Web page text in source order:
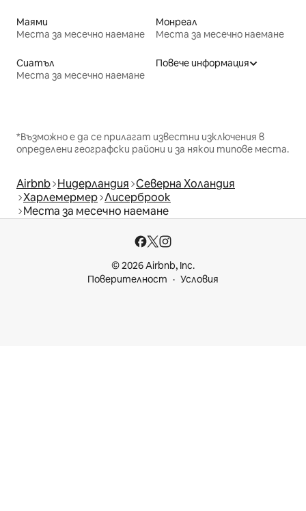
Маями
Места за месечно наемане
Монреал
Места за месечно наемане
Сиатъл
Места за месечно наемане
Повече информация
*Възможно е да се прилагат известни изключения в
определени географски райони и за някои типове места.
Airbnb Нидерландия Северна Холандия
Харлемермер Лисерброок
Места за месечно наемане
© 2026 Airbnb, Inc.
Поверителност
Условия